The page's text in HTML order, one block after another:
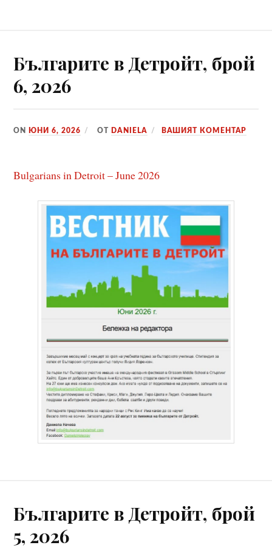
Българите в Детройт, брой
6, 2026
ON ЮНИ 6, 2026 ОТ DANIELA ВАШИЯТ КОМЕНТАР
Bulgarians in Detroit – June 2026
Българите в Детройт, брой
5, 2026